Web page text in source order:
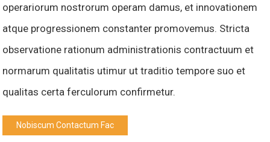
operariorum nostrorum operam damus, et innovationem
atque progressionem constanter promovemus. Stricta
observatione rationum administrationis contractuum et
normarum qualitatis utimur ut traditio tempore suo et
qualitas certa ferculorum confirmetur.
Nobiscum Contactum Fac